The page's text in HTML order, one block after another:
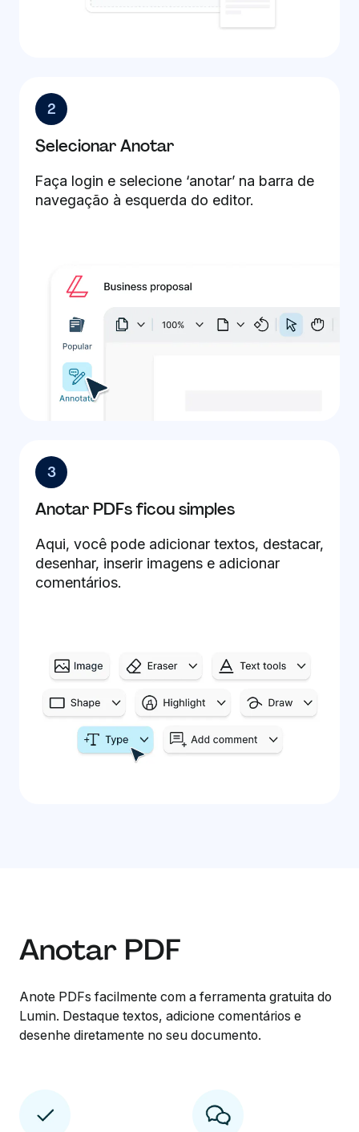
2
Selecionar Anotar
Faça login e selecione ‘anotar’ na barra de
navegação à esquerda do editor.
3
Anotar PDFs ficou simples
Aqui, você pode adicionar textos, destacar,
desenhar, inserir imagens e adicionar
comentários.
Anotar PDF
Anote PDFs facilmente com a ferramenta gratuita do
Lumin. Destaque textos, adicione comentários e
desenhe diretamente no seu documento.